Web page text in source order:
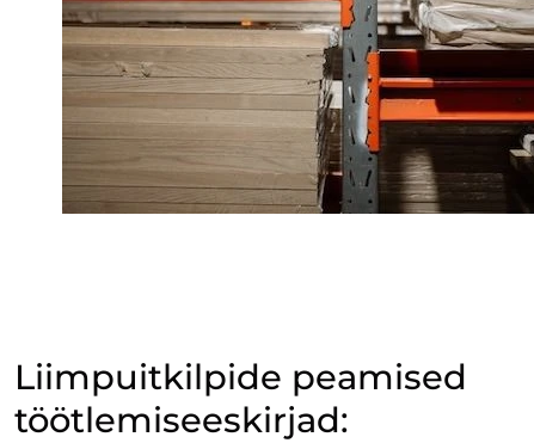
Liimpuitkilpide peamised
töötlemiseeskirjad: